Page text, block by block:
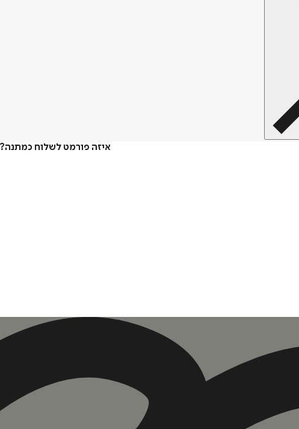
איזה פורמט לשלוח כמתנה?